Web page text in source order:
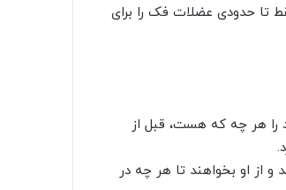
تا حدودی عضلات فک را برای
را هر چه که هست، قبل از
از او بخواهند تا هر چه در